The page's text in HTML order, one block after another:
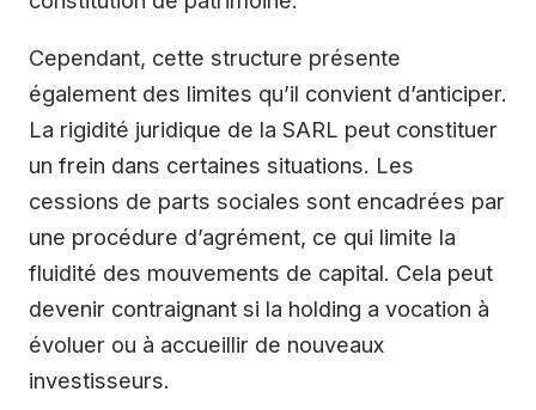
Cependant, cette structure présente
également des limites qu’il convient d’anticiper.
La rigidité juridique de la SARL peut constituer
un frein dans certaines situations. Les
cessions de parts sociales sont encadrées par
une procédure d’agrément, ce qui limite la
fluidité des mouvements de capital. Cela peut
devenir contraignant si la holding a vocation à
évoluer ou à accueillir de nouveaux
investisseurs.